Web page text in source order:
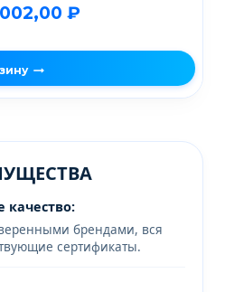
₽
качество:
брендами, вся
сертификаты.